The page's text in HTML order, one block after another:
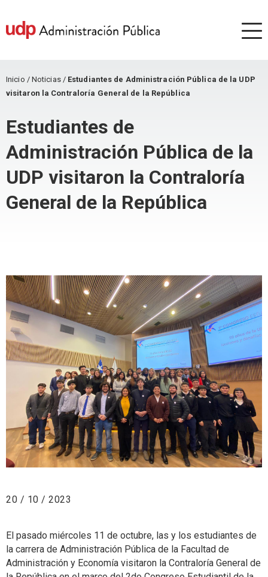
Inicio / Noticias / Estudiantes de Administración Pública de la UDP
visitaron la Contraloría General de la República
Estudiantes de
Administración Pública de la
UDP visitaron la Contraloría
General de la República
20 / 10 / 2023
El pasado miércoles 11 de octubre, las y los estudiantes de
la carrera de Administración Pública de la Facultad de
Administración y Economía visitaron la Contraloría General de